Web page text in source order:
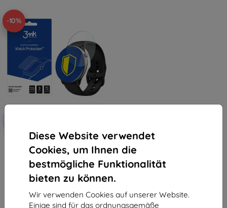
Diese Website verwendet
Cookies, um Ihnen die
bestmögliche Funktionalität
bieten zu können.
Wir verwenden Cookies auf unserer Website.
Einige sind für das ordnungsgemäße
-10%
3MK Folia ARC Watch Amazfit
GTR Mini Vollbild-Folie
(5903108523820)
10,90 €
9,81 €
Auf Lager > 5 Stk.